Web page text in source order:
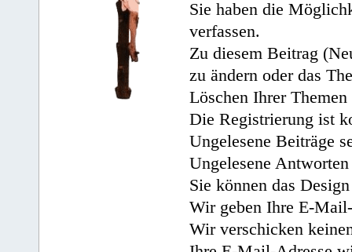
Sie haben die
verfassen.
Zu diesem Beitrag
zu ändern oder das
Löschen Ihrer
Die Registrierung ist
Ungelesene Beiträge
Ungelesene
Sie können das
Wir geben Ihre E-
Wir verschicken